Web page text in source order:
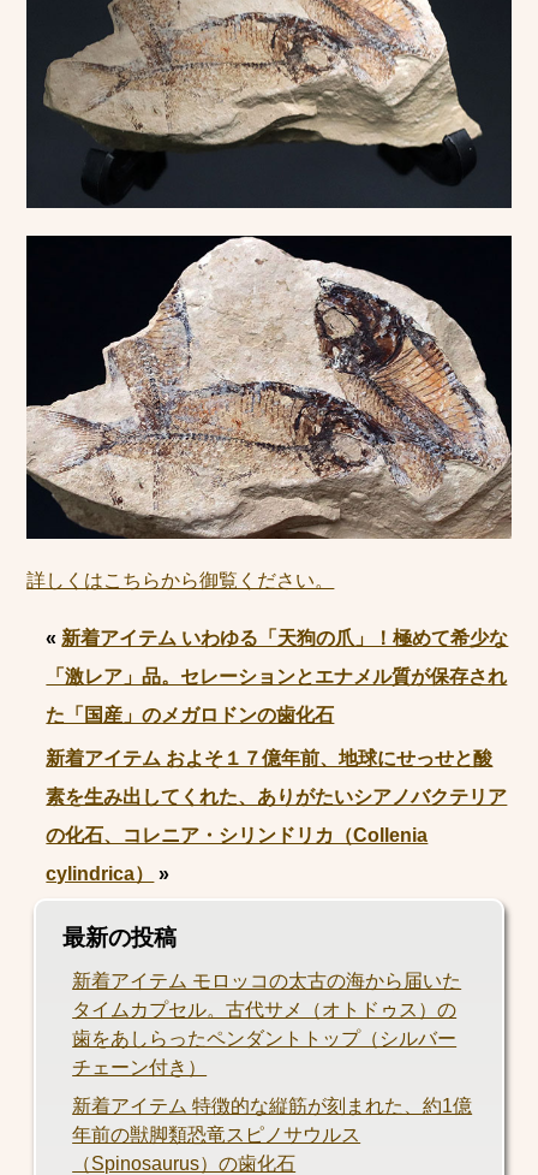
詳しくはこちらから御覧ください。
« 新着アイテム いわゆる「天狗の爪」！極めて希少な
「激レア」品。セレーションとエナメル質が保存され
た「国産」のメガロドンの歯化石
新着アイテム およそ１７億年前、地球にせっせと酸
素を生み出してくれた、ありがたいシアノバクテリア
の化石、コレニア・シリンドリカ（Collenia
cylindrica）
»
最新の投稿
新着アイテム モロッコの太古の海から届いた
タイムカプセル。古代サメ（オトドゥス）の
歯をあしらったペンダントトップ（シルバー
チェーン付き）
新着アイテム 特徴的な縦筋が刻まれた、約1億
年前の獣脚類恐竜スピノサウルス
（Spinosaurus）の歯化石